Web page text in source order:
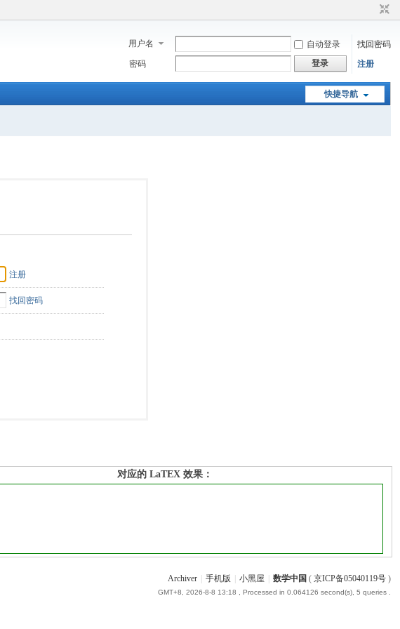
用户名 自动登录
找回密码
密码
登录 注册
快捷导航
注册
找回密码
对应的 LaTEX 效果：
Archiver 手机版 小黑屋 数学中国 ( 京ICP备05040119号)
GMT+8, 2026-8-8 13:18 , Processed in 0.064126 second(s), 5 queries .